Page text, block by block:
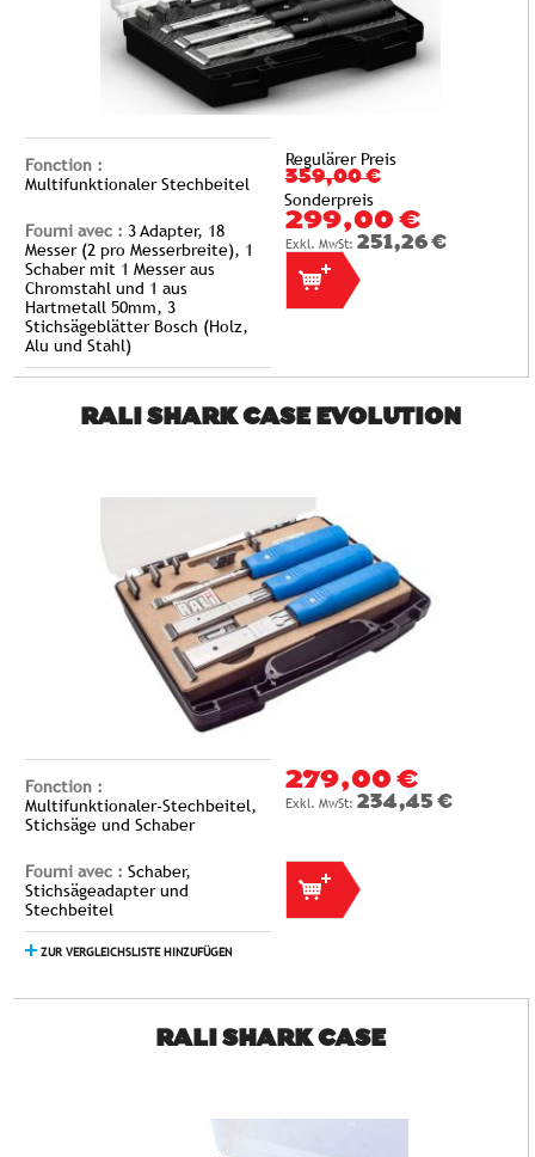
Fonction :
Multifunktionaler Stechbeitel
Fourni avec : 3 Adapter, 18
Messer (2 pro Messerbreite), 1
Schaber mit 1 Messer aus
Chromstahl und 1 aus
Hartmetall 50mm, 3
Stichsägeblätter Bosch (Holz,
Alu und Stahl)
Regulärer Preis
359,00 €
Sonderpreis
299,00 €
251,26 €
RALI SHARK CASE EVOLUTION
Fonction :
Multifunktionaler-Stechbeitel,
Stichsäge und Schaber
Fourni avec : Schaber,
Stichsägeadapter und
Stechbeitel
ZUR VERGLEICHSLISTE HINZUFÜGEN
279,00 €
234,45 €
RALI SHARK CASE